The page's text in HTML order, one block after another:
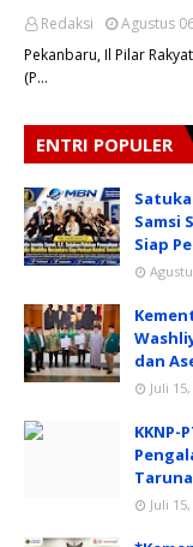
Redaksi
Agustus
Pekanbaru, Il Pilar
(P…
ENTRI POPULER
Samsi
Siap
dan
Juli
KKNP-
Juli